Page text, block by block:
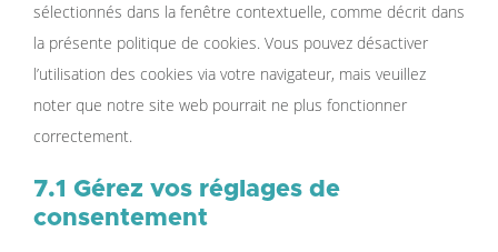
sélectionnés dans la fenêtre contextuelle, comme décrit dans
la présente politique de cookies. Vous pouvez désactiver
l’utilisation des cookies via votre navigateur, mais veuillez
noter que notre site web pourrait ne plus fonctionner
correctement.
7.1 Gérez vos réglages de
consentement